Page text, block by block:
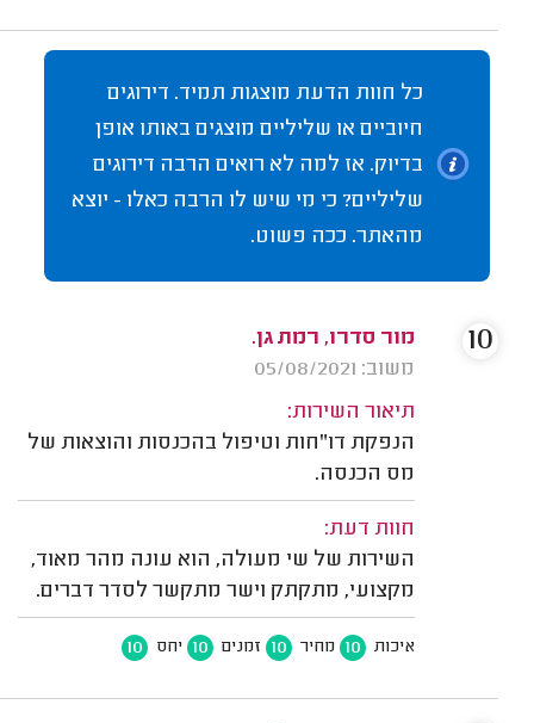
כל חוות הדעת מוצגות תמיד. דירוגים
חיוביים או שליליים מוצגים באותו אופן
בדיוק. אז למה לא רואים הרבה דירוגים
שליליים? כי מי שיש לו הרבה כאלו - יוצא
מהאתר. ככה פשוט.
מור סדרו, רמת גן.
משוב: 05/08/2021
תיאור השירות:
הנפקת דו"חות וטיפול בהכנסות והוצאות של
מס הכנסה.
חוות דעת:
השירות של שי מעולה, הוא עונה מהר מאוד,
מקצועי, מתקתק וישר מתקשר לסדר דברים.
איכות 10 מחיר 10 זמנים 10 יחס 10
10